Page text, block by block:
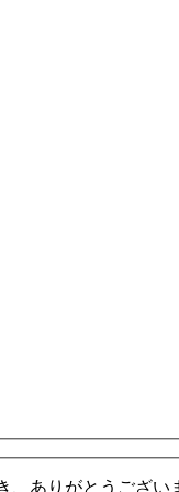
、ありがとうござい